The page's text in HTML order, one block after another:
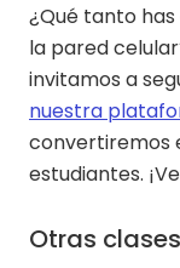
¿Qué tanto
la pared
invitamos a
nuestra
convertiremos
estudiantes.
Otras